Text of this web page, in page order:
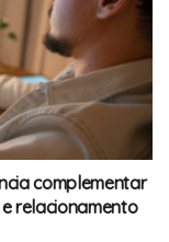
complementar
relacionamento